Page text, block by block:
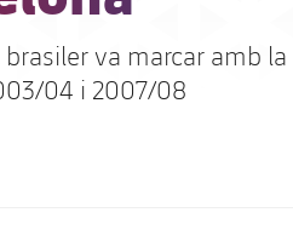
va marcar amb
04 i 2007/08